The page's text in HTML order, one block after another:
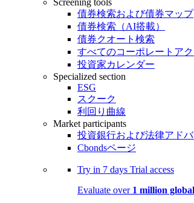
Screening tools
債券検索および債券マップ
債券検索（AI搭載）
債券クオート検索
すべてのコーポレートア
投資家カレンダー
Specialized section
ESG
スクーク
利回り曲線
Market participants
投資銀行および法律アド
Cbondsページ
Try in 7 days Trial access
Evaluate over 1 million